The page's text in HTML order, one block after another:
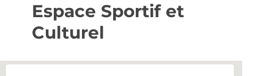
Espace Sportif et
Culturel